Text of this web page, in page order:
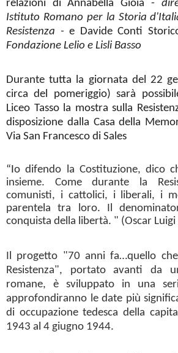
relazioni di Annabella Gioia -
Istituto Romano per la Storia
Resistenza -e Davide Conti
Fondazione Lelio e Lisli Basso
Durante tutta la giornata del 22
circa del pomeriggio) sarà
Liceo Tasso la mostra sulla
disposizione dalla Casa della
Via San Francesco di Sales
“Io difendo la Costituzione, dico
insieme. Come durante la
comunisti, i cattolici, i liberali, i
parentela tra loro. Il
conquista della libertà. " (Oscar Luigi
Il progetto "70 anni fa…quello
Resistenza", portato avanti da
romane, è sviluppato in una
approfondiranno le date più
di occupazione tedesca della
1943 al 4 giugno 1944.